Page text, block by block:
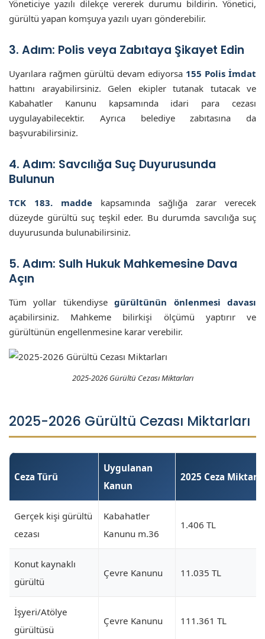
Yöneticiye yazılı dilekçe vererek durumu bildirin. Yönetici,
gürültü yapan komşuya yazılı uyarı gönderebilir.
3. Adım: Polis veya Zabıtaya Şikayet Edin
Uyarılara rağmen gürültü devam ediyorsa 155 Polis İmdat
hattını arayabilirsiniz. Gelen ekipler tutanak tutacak ve
Kabahatler Kanunu kapsamında idari para cezası
uygulayabilecektir. Ayrıca belediye zabıtasına da
başvurabilirsiniz.
4. Adım: Savcılığa Suç Duyurusunda
Bulunun
TCK 183. madde kapsamında sağlığa zarar verecek
düzeyde gürültü suç teşkil eder. Bu durumda savcılığa suç
duyurusunda bulunabilirsiniz.
5. Adım: Sulh Hukuk Mahkemesine Dava
Açın
Tüm yollar tükendiysegürültünün önlenmesi davası
açabilirsiniz. Mahkeme bilirkişi ölçümü yaptırır ve
gürültünün engellenmesine karar verebilir.
2025-2026 Gürültü Cezası Miktarları
2025-2026 Gürültü Cezası Miktarları
Ceza Türü
Uygulanan
Kanun
2025 Ceza Miktarı
Gerçek kişi gürültü
cezası
Kabahatler
Kanunu m.36
1.406 TL
Konut kaynaklı
gürültü
Çevre Kanunu 11.035 TL
İşyeri/Atölye
gürültüsü
Çevre Kanunu 111.361 TL